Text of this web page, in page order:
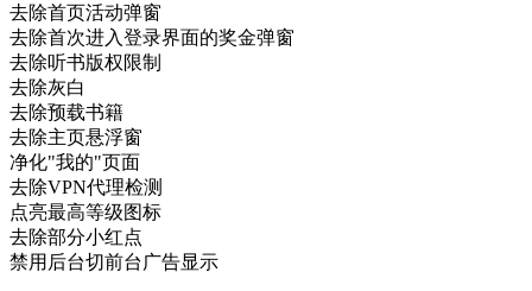
去除首页活动弹窗
去除首次进入登录界面的奖金弹窗
去除听书版权限制
去除灰白
去除预载书籍
去除主页悬浮窗
净化"我的"页面
去除VPN代理检测
点亮最高等级图标
去除部分小红点
禁用后台切前台广告显示